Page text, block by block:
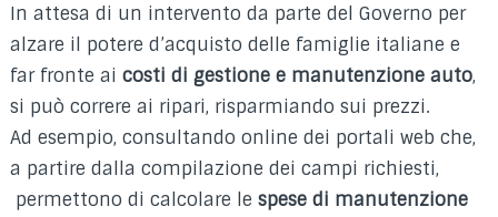
In attesa di un intervento da parte del Governo per
alzare il potere d’acquisto delle famiglie italiane e
far fronte ai costi di gestione e manutenzione auto,
si può correre ai ripari, risparmiando sui prezzi.
Ad esempio, consultando online dei portali web che,
a partire dalla compilazione dei campi richiesti,
permettono di calcolare le spese di manutenzione